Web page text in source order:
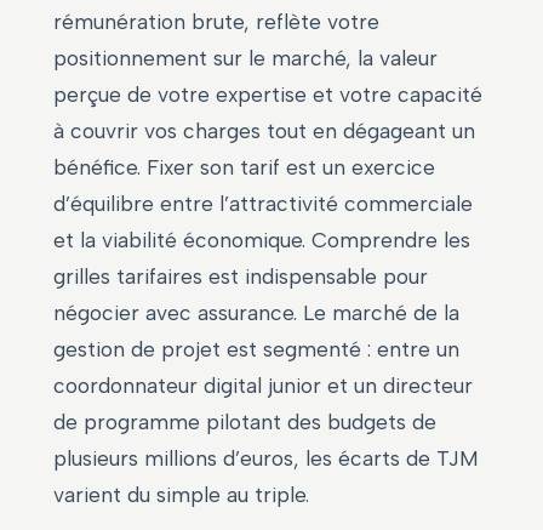
rémunération brute, reflète votre
positionnement sur le marché, la valeur
perçue de votre expertise et votre capacité
à couvrir vos charges tout en dégageant un
bénéfice. Fixer son tarif est un exercice
d’équilibre entre l’attractivité commerciale
et la viabilité économique. Comprendre les
grilles tarifaires est indispensable pour
négocier avec assurance. Le marché de la
gestion de projet est segmenté : entre un
coordonnateur digital junior et un directeur
de programme pilotant des budgets de
plusieurs millions d’euros, les écarts de TJM
varient du simple au triple.